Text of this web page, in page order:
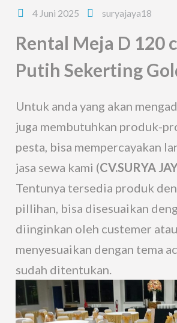
4 Juni 2025 suryajaya18
Rental Meja D 120
Putih Sekerting
Untuk anda yang akan
juga membutuhkan produk-
pesta, bisa mempercayakan
jasa sewa kami (CV.SURYA
Tentunya tersedia produk
pillihan, bisa disesuaikan
diinginkan oleh custemer atau
menyesuaikan dengan tema
sudah ditentukan.